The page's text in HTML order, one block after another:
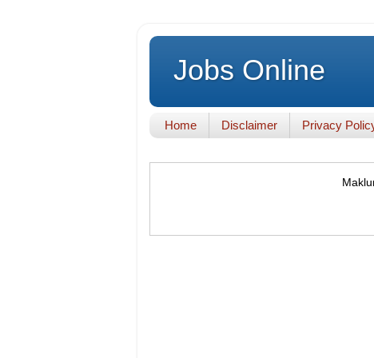
Jobs Online
Home Disclaimer Privacy